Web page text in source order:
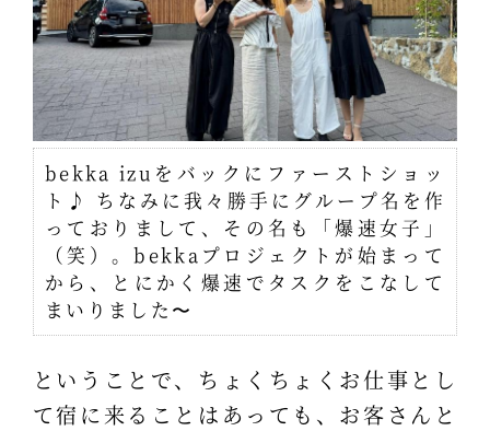
bekka izuをバックにファーストショッ
ト♪ ちなみに我々勝手にグループ名を作
っておりまして、その名も「爆速女子」
（笑）。bekkaプロジェクトが始まって
から、とにかく爆速でタスクをこなして
まいりました〜
ということで、ちょくちょくお仕事とし
て宿に来ることはあっても、お客さんと